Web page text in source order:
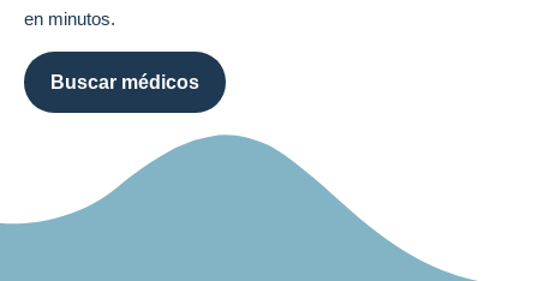
en minutos.
Buscar médicos